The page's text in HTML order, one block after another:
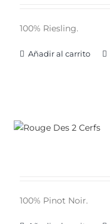
100% Riesling.
Añadir al carrito
100% Pinot Noir.